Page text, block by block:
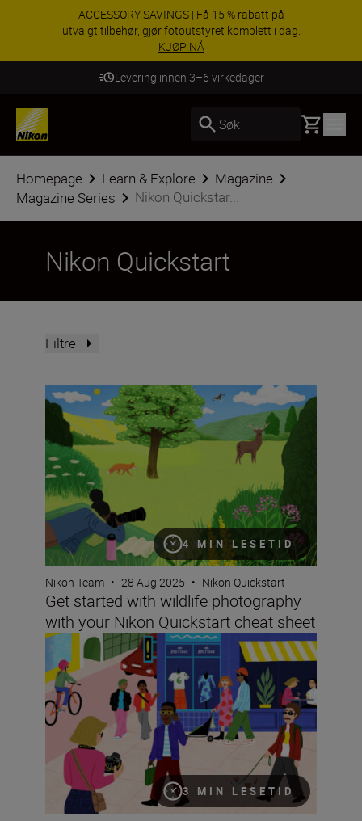
ACCESSORY SAVINGS | Få 15 % rabatt på
utvalgt tilbehør, gjør fotoutstyret komplett i dag.
KJØP NÅ
Levering innen 3–6 virkedager
Søk Basket
Homepage Learn & Explore
Magazine
Magazine Series
Nikon Quickstar...
Nikon Quickstart
Filtre
4 MIN LESETID
Get started with wildlife photography with your Nikon
Nikon Team • 28 Aug 2025 • Nikon Quickstart
Get started with wildlife photography
with your Nikon Quickstart cheat sheet
3 MIN LESETID
Improving your street photography with your Nikon